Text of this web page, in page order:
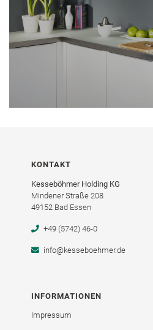
KONTAKT
Kesseböhmer Holding KG
Mindener Straße 208
49152 Bad Essen
+49 (5742) 46-0
info@kesseboehmer.de
INFORMATIONEN
Impressum